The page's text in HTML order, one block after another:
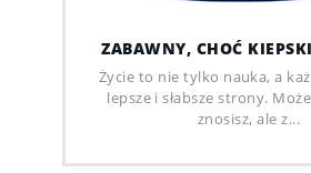
ZABAWNY, CHOĆ
Życie to nie tylko nauka, a
lepsze i słabsze strony.
znosisz, ale z...